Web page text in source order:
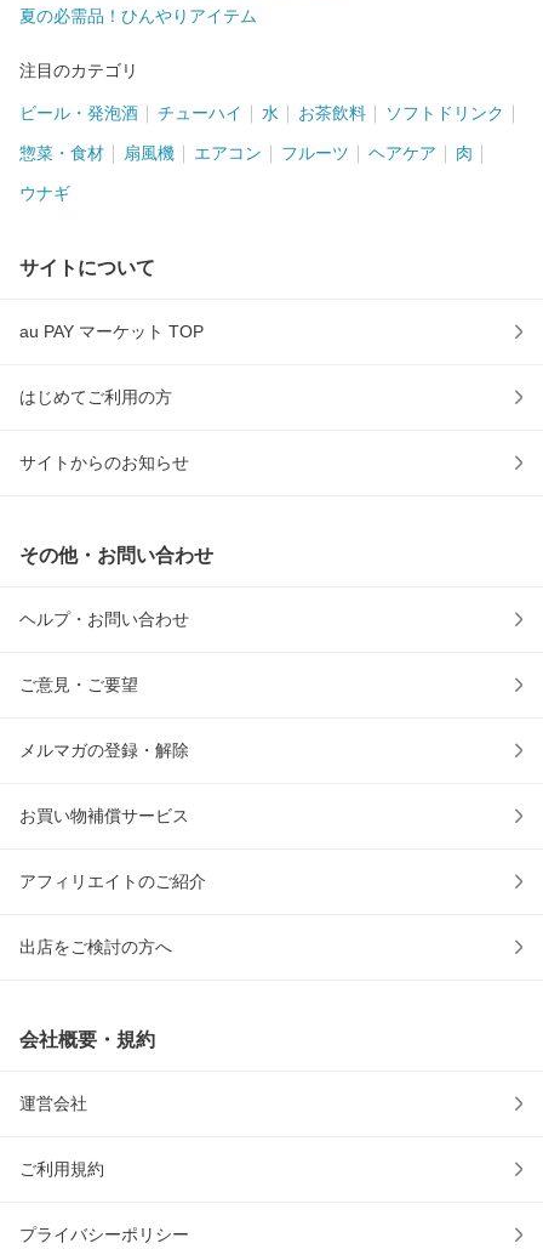
夏の必需品！ひんやりアイテム
注目のカテゴリ
ビール・発泡酒 チューハイ 水 お茶飲料 ソフトドリンク
惣菜・食材 扇風機 エアコン フルーツ ヘアケア 肉
ウナギ
サイトについて
au PAY マーケット TOP
はじめてご利用の方
サイトからのお知らせ
その他・お問い合わせ
ヘルプ・お問い合わせ
ご意見・ご要望
メルマガの登録・解除
お買い物補償サービス
アフィリエイトのご紹介
出店をご検討の方へ
会社概要・規約
運営会社
ご利用規約
プライバシーポリシー